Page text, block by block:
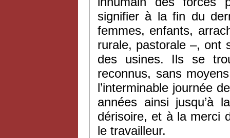
signifier à la fin du
femmes, enfants,
rurale, pastorale –, ont
des usines. Ils se
reconnus, sans
l’interminable journée
années ainsi jusqu’à
dérisoire, et à la merci
le travailleur.